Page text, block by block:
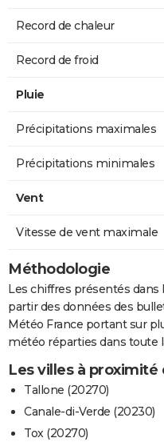
Record de chaleur
Record de froid
Pluie
Précipitations maximales
Précipitations minimales
Vent
Vitesse de vent maximale
Méthodologie
Les chiffres présentés
partir des données des
Météo France portant sur
météo réparties dans toute
Les villes à
Tallone (20270)
Canale-di-Verde (20230)
Tox (20270)